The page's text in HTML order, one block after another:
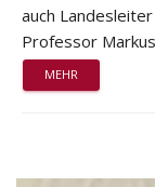
auch
Professor
MEHR